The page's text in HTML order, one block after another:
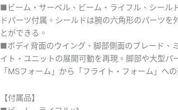
■ビーム・サーベル、ビーム・ライフル、シール
ドパーツ付属。シールドは腕の六角形のパーツを
とができる。
■ボディ背面のウイング、脚部側面のブレード、
イト・ユニットの展開可動を再現。脚部や大型パ
「MSフォーム」から「フライト・フォーム」へ
【付属品】